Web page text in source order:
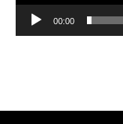
00:00